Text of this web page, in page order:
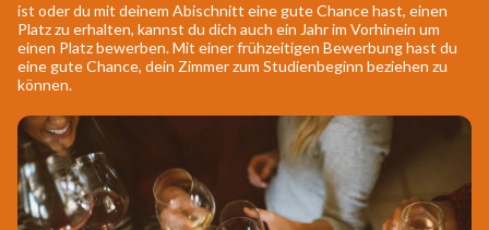
ist oder du mit deinem Abischnitt eine gute Chance hast, einen
Platz zu erhalten, kannst du dich auch ein Jahr im Vorhinein um
einen Platz bewerben. Mit einer frühzeitigen Bewerbung hast du
eine gute Chance, dein Zimmer zum Studienbeginn beziehen zu
können.